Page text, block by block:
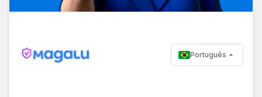
Português